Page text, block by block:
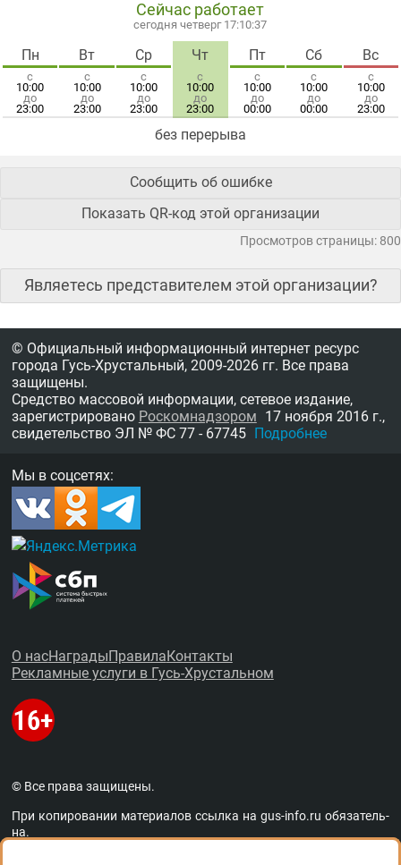
Сейчас работает
сегодня четверг 17:10:37
Пн
с
10:00
до
23:00
Вт
с
10:00
до
23:00
Ср
с
10:00
до
23:00
Чт
с
10:00
до
23:00
Пт
с
10:00
до
00:00
Сб
с
10:00
до
00:00
Вс
с
10:00
до
23:00
без перерыва
Сообщить об ошибке
Показать QR-код этой организации
Просмотров страницы: 800
Являетесь представителем этой организации?
© Официальный информационный интернет ресурс
города Гусь-Хрустальный, 2009-2026 гг. Все права
защищены.
Средство массовой информации, сетевое издание,
зарегистрировано Роскомнадзором 17 ноября 2016 г.,
свидетельство ЭЛ № ФС 77 - 67745 Подробнее
Мы в соцсетях:
О насНаградыПравилаКонтакты
Рекламные услуги в Гусь-Хрустальном
© Все права защищены.
При копировании материалов ссыл­ка наgus-info.ru обя­за­тель­
на.